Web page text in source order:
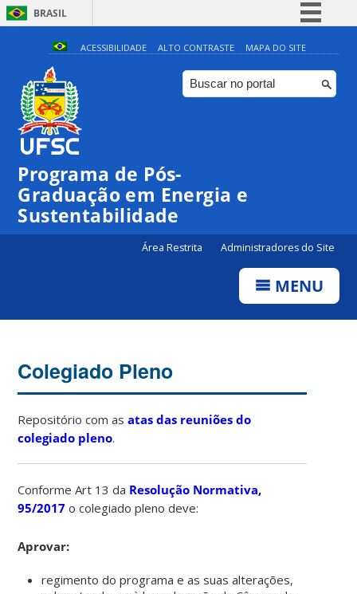
BRASIL
Simplifique!
Comunica BR
Participe
ACESSIBILIDADE ALTO CONTRASTE MAPA DO SITE
Programa de Pós-
Graduação em Energia e
Sustentabilidade
Área Restrita Administradores do Site
MENU
Colegiado Pleno
Repositório com asatas das reuniões do
colegiado pleno.
Conforme Art 13 da Resolução Normativa,
95/2017 o colegiado pleno deve:
Aprovar:
regimento do programa e as suas alterações,